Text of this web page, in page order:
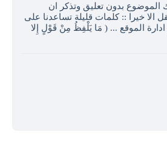
الموضوع بدون تعليق وتذكر ان
الا خيرا :: كلمات قليلة تساعدنا على
الموقع ... ( مَا يَلْفِظُ مِنْ قَوْلٍ إِلا